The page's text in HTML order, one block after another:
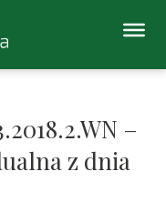
–
z dnia